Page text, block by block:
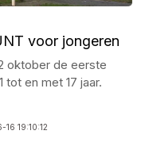
voor jongeren
oktober de eerste
tot en met 17 jaar.
19:10:12